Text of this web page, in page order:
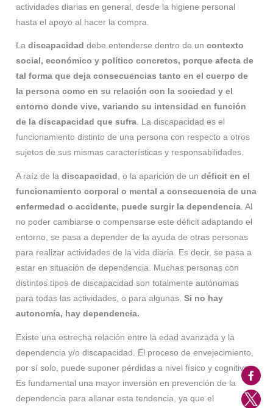
actividades diarias en general, desde la higiene personal
hasta el apoyo al hacer la compra.
La discapacidad debe entenderse dentro de un contexto
social, económico y político concretos, porque afecta de
tal forma que deja consecuencias tanto en el cuerpo de
la persona como en su relación con la sociedad y el
entorno donde vive, variando su intensidad en función
de la discapacidad que sufra. La discapacidad es el
funcionamiento distinto de una persona con respecto a otros
sujetos de sus mismas características y responsabilidades.
A raíz de la discapacidad , o la aparición de un déficit en el
funcionamiento corporal o mental a consecuencia de una
enfermedad o accidente, puede surgir la dependencia. Al
no poder cambiarse o compensarse este déficit adaptando el
entorno, se pasa a depender de la ayuda de otras personas
para realizar actividades de la vida diaria. Es decir, se pasa a
estar en situación de dependencia. Muchas personas con
distintos tipos de discapacidad son totalmente autónomas
para todas las actividades, o para algunas. Si no hay
autonomía, hay dependencia.
Existe una estrecha relación entre la edad avanzada y la
dependencia y/o discapacidad. El proceso de envejecimiento,
por sí solo, puede suponer pérdidas a nivel físico y cognitivo.
Es fundamental una mayor inversión en prevención de la
dependencia para allanar esta tendencia, ya que el